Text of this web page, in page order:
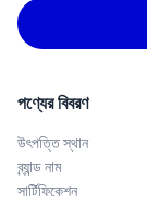
পণ্যের বিবরণ
উৎপত্তি স্থান
ব্র্যান্ড নাম
সার্টিফিকেশন